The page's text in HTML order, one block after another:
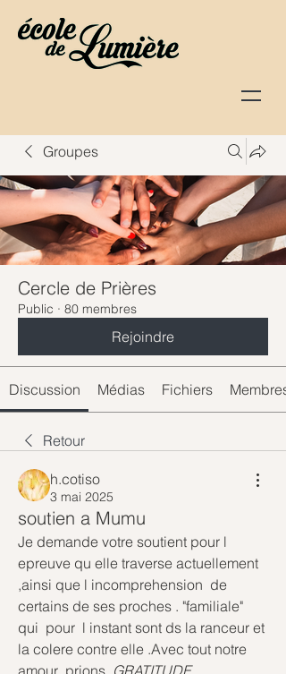
Groupes
Cercle de Prières
Public · 80 membres
Rejoindre
Discussion Médias Fichiers Membres
Retour
h.cotiso
3 mai 2025
soutien a Mumu
Je demande votre soutient pour l
epreuve qu elle traverse actuellement
,ainsi que l incomprehension  de
certains de ses proches . "familiale"
qui  pour  l instant sont ds la ranceur et
la colere contre elle .Avec tout notre
amour  prions GRATITUDE